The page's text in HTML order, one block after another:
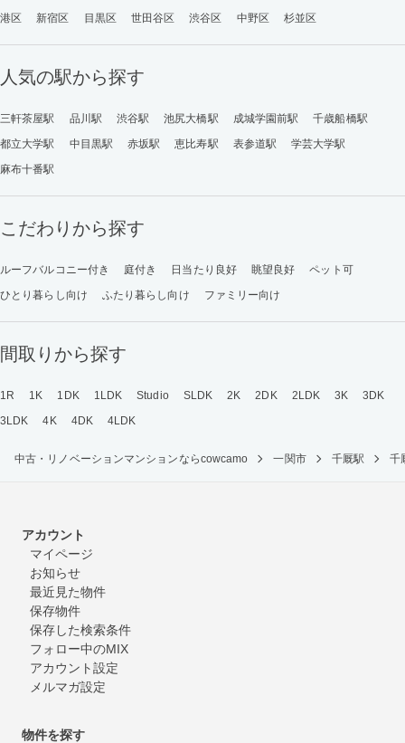
港区 新宿区 目黒区 世田谷区 渋谷区 中野区 杉並区
人気の駅から探す
三軒茶屋駅 品川駅 渋谷駅 池尻大橋駅 成城学園前駅
千歳船橋駅
都立大学駅
中目黒駅 赤坂駅 恵比寿駅 表参道駅
学芸大学駅
麻布十番駅
こだわりから探す
ルーフバルコニー付き 庭付き 日当たり良好 眺望良好
ペット可
ひとり暮らし向け
ふたり暮らし向け ファミリー向け
間取りから探す
1R 1K 1DK 1LDK Studio SLDK 2K 2DK 2LDK 3K
3DK
3LDK
4K 4DK 4LDK
中古・リノベーションマンションならcowcamo 一関市 千厩駅 千
アカウント
マイページ
お知らせ
最近見た物件
保存物件
保存した検索条件
フォロー中のMIX
アカウント設定
メルマガ設定
物件を探す